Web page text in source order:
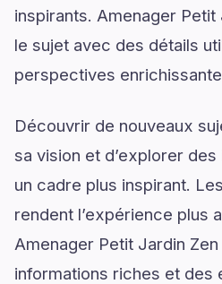
inspirants. Amenager
le sujet avec des détails
perspectives
Découvrir de nouveaux
sa vision et d’explorer
un cadre plus inspirant.
rendent l’expérience plus
Amenager Petit Jardin
informations riches et des